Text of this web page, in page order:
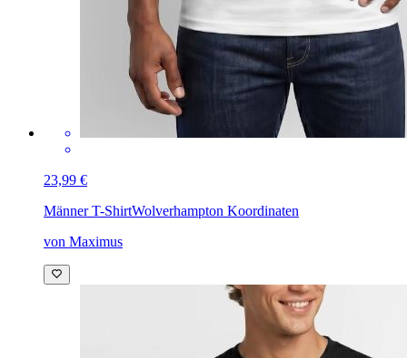
23,99 €
Männer T-ShirtWolverhampton Koordinaten
von Maximus